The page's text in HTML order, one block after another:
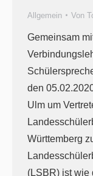
Allgemein Von
Gemeinsam
den
Ulm um
Württemberg
(LSBR) ist wie